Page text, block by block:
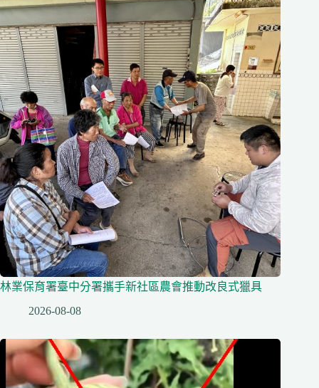
林業保育署臺中分署攜手新社區農會推動改良式獵具
2026-08-08